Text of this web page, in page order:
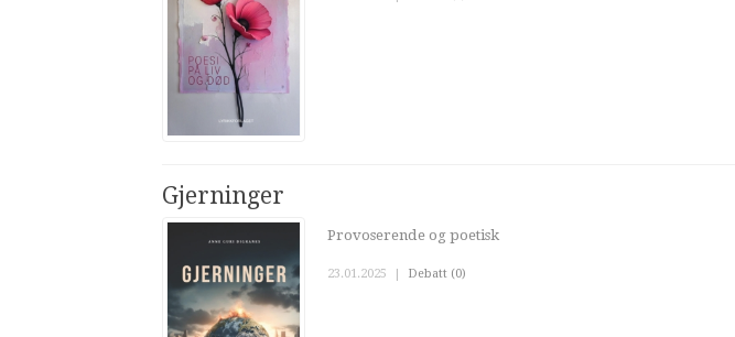
Gjerninger
Provoserende og poetisk
23.01.2025 | Debatt (0)